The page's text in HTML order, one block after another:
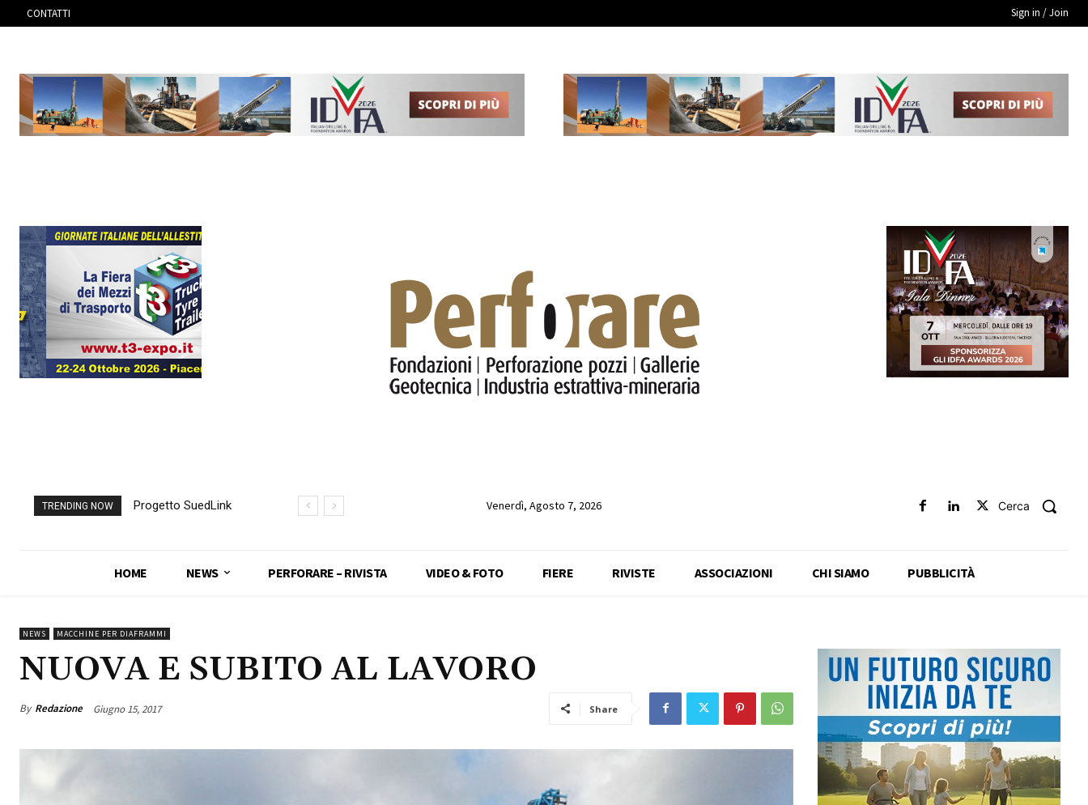
CONTATTI Sign in / Join
TRENDING NOW
Progetto SuedLink
con TBM del
Venerdì, Agosto 7, 2026 Cerca
HOME NEWS PERFORARE – RIVISTA VIDEO & FOTO FIERE RIVISTE ASSOCIAZIONI CHI SIAMO PUBBLICITÀ
NEWS MACCHINE PER DIAFRAMMI
NUOVA E SUBITO AL LAVORO
By Redazione Giugno 15, 2017 Share